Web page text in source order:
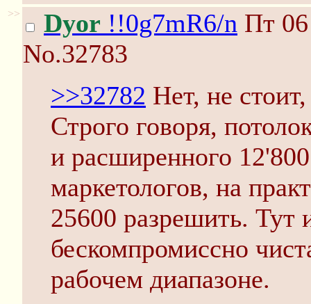
>> Dyor !!0g7mR6/n Пт
No.32783
>>32782 Нет, не
Строго говоря,
и расширенного
маркетологов, на
25600 разрешить. Тут
бескомпромиссно
рабочем диапазоне.